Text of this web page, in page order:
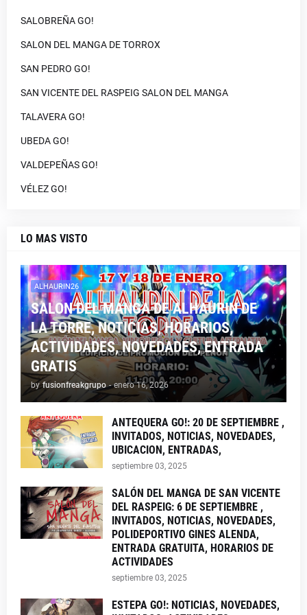
SALOBREÑA GO!
SALON DEL MANGA DE TORROX
SAN PEDRO GO!
SAN VICENTE DEL RASPEIG SALON DEL MANGA
TALAVERA GO!
UBEDA GO!
VALDEPEÑAS GO!
VÉLEZ GO!
LO MAS VISTO
ALHAURIN26
SALON DEL MANGA DE ALHAURIN DE
LA TORRE, NOTICIAS, HORARIOS,
ACTIVIDADES, NOVEDADES, ENTRADA
GRATIS
by fusionfreakgrupo - enero 16, 2026
ANTEQUERA GO!: 20 DE SEPTIEMBRE ,
INVITADOS, NOTICIAS, NOVEDADES,
UBICACION, ENTRADAS,
septiembre 03, 2025
SALÓN DEL MANGA DE SAN VICENTE
DEL RASPEIG: 6 DE SEPTIEMBRE ,
INVITADOS, NOTICIAS, NOVEDADES,
POLIDEPORTIVO GINES ALENDA,
ENTRADA GRATUITA, HORARIOS DE
ACTIVIDADES
septiembre 03, 2025
ESTEPA GO!: NOTICIAS, NOVEDADES,